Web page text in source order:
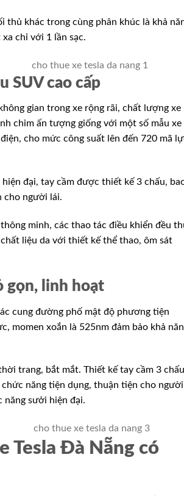
thủ khác trong cùng phân khúc là khả
chỉ với 1 lần sạc.
SUV cao cấp
gian trong xe rộng rãi, chất lượng xe
chim ấn tượng giống với một số mẫu xe
cho mức công suất lên đến 720 mã
đại, tay cầm được thiết kế 3 chấu,
cho người lái.
minh, các thao tác điều khiển đều
liệu da với thiết kế thể thao, ôm sát
gọn, linh hoạt
cung đường phố mật độ phương tiện
momen xoắn là 525nm đảm bảo khả
trang, bắt mắt. Thiết kế tay cầm 3
năng tiện dụng, thuận tiện cho người
năng sưởi hiện đại.
Tesla Đà Nẵng có